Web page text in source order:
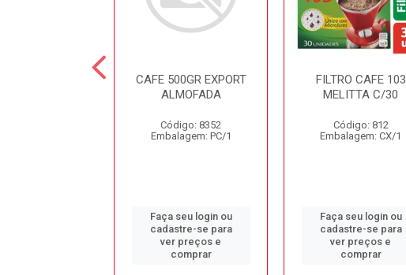
CAFE 500GR EXPORT
ALMOFADA
Código: 8352
Embalagem: PC/1
Faça seu login ou
cadastre-se para
ver preços e
comprar
FILTRO CAFE 103
MELITTA C/30
Código: 812
Embalagem: CX/1
Faça seu login ou
cadastre-se para
ver preços e
comprar